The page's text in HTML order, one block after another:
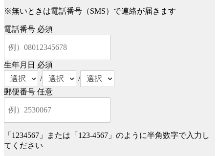
※無いときは電話番号（SMS）で連絡が届きます
電話番号 必須
生年月日 必須
/
/
郵便番号 任意
「1234567」または「123-4567」のように半角数字で入力し
てください